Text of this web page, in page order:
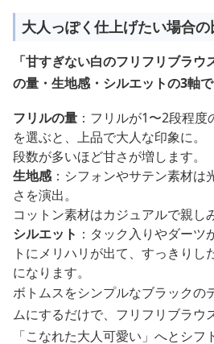
大人っぽく仕上げたい場合
「甘すぎない白のフリフリブラ
の量・生地感・シルエットの3軸で
フリルの量 ：フリルが1〜2段程
を選ぶと、上品で大人な印象に。
段数が多いほど甘さが増します。
生地感：シフォンやサテン素材は
さを演出。
コットン素材はカジュアルで親し
シルエット ：タック入りやダー
トにメリハリが出て、すっきりし
になります。
ボトムスをシンプルなブラックの
ムにするだけで、フリフリブラウ
「こなれた大人可愛い」へとシフ